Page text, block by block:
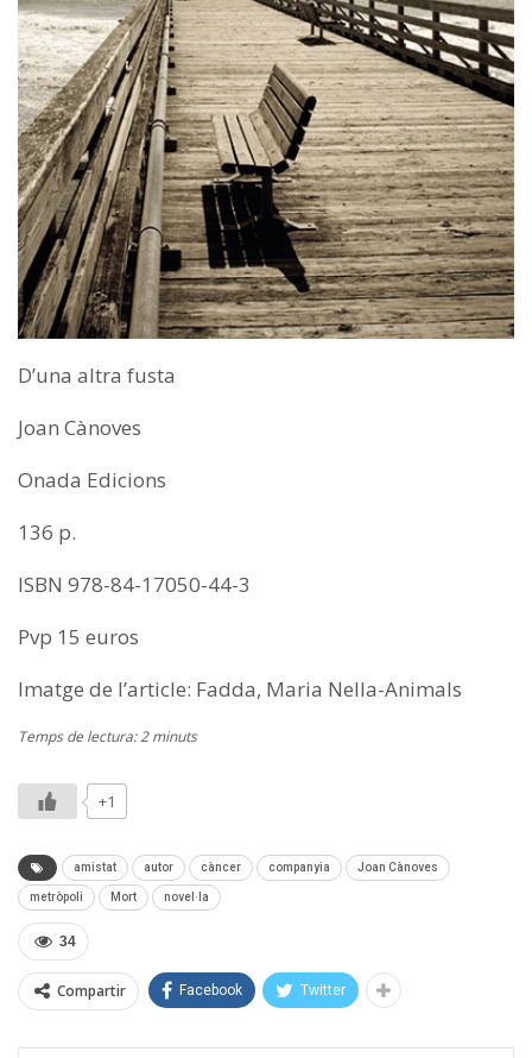
D’una altra fusta
Joan Cànoves
Onada Edicions
136 p.
ISBN 978-84-17050-44-3
Pvp 15 euros
Imatge de l’article: Fadda, Maria Nella-Animals
Temps de lectura: 2 minuts
+1
amistat autor càncer companyia Joan Cànoves
metròpoli Mort novel·la
34
Compartir Facebook Twitter